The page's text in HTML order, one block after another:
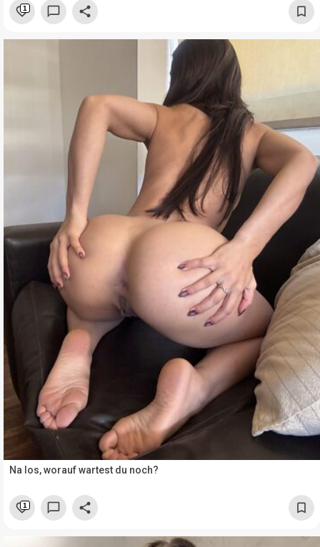
1
Na los, worauf wartest du noch?
1